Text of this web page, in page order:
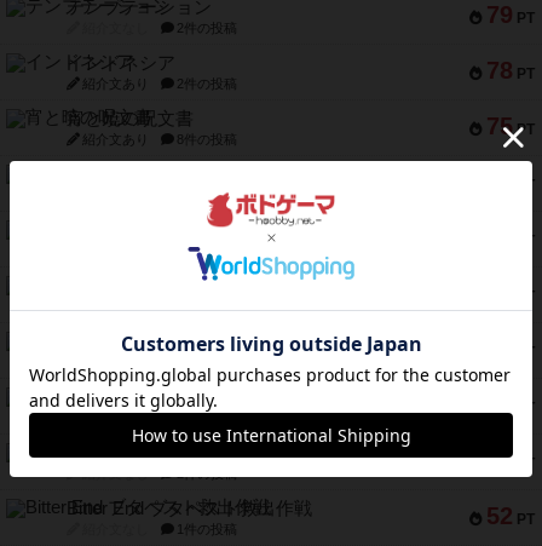
79 PT
テンプテーション
2件の投稿
78 PT
インドネシア
紹介文あり 2件の投稿
75 PT
宵と暁の呪文書
紹介文あり 8件の投稿
PT
9件の投稿
PT
1件の投稿
PT
PT
スペクタキュラー
PT
スモールワールド
紹介文あり 13件の投稿
58 PT
52 PT
Bitter End ブタペスト救出作戦
1件の投稿